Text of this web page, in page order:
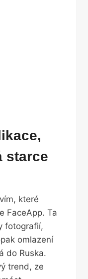
starce
které
FaceApp. Ta
fotografií,
omlazení
do Ruska.
trend, ze